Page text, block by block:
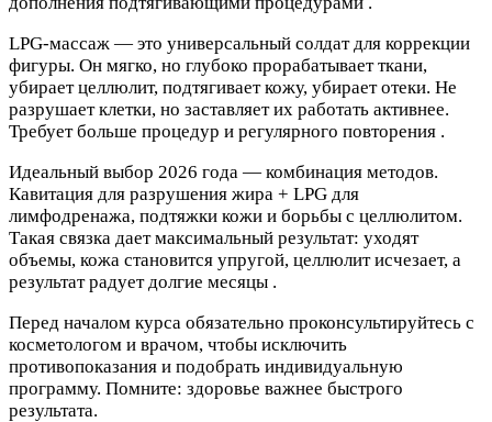
LPG-массаж — это универсальный солдат для коррекции
фигуры. Он мягко, но глубоко прорабатывает ткани,
убирает целлюлит, подтягивает кожу, убирает отеки. Не
разрушает клетки, но заставляет их работать активнее.
Требует больше процедур и регулярного повторения .
Идеальный выбор 2026 года — комбинация методов.
Кавитация для разрушения жира + LPG для
лимфодренажа, подтяжки кожи и борьбы с целлюлитом.
Такая связка дает максимальный результат: уходят
объемы, кожа становится упругой, целлюлит исчезает, а
результат радует долгие месяцы .
Перед началом курса обязательно проконсультируйтесь с
косметологом и врачом, чтобы исключить
противопоказания и подобрать индивидуальную
программу. Помните: здоровье важнее быстрого
результата.